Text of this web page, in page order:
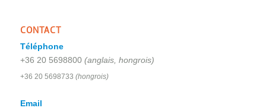
CONTACT
Téléphone
+36 20 5698800 (anglais, hongrois)
+36 20 5698733 (hongrois)
Email